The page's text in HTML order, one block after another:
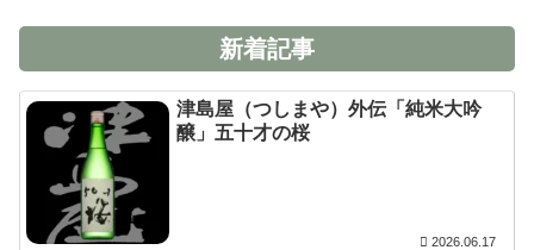
新着記事
津島屋（つしまや）外伝「純米大吟
醸」五十才の桜
2026.06.17